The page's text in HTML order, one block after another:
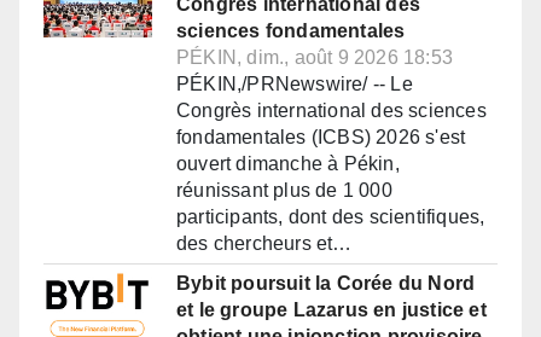
Congrès international des
sciences fondamentales
PÉKIN, dim., août 9 2026 18:53
PÉKIN,/PRNewswire/ -- Le
Congrès international des sciences
fondamentales (ICBS) 2026 s'est
ouvert dimanche à Pékin,
réunissant plus de 1 000
participants, dont des scientifiques,
des chercheurs et…
Bybit poursuit la Corée du Nord
et le groupe Lazarus en justice et